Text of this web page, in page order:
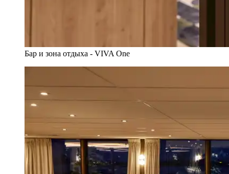
Бар и зона отдыха - VIVA One